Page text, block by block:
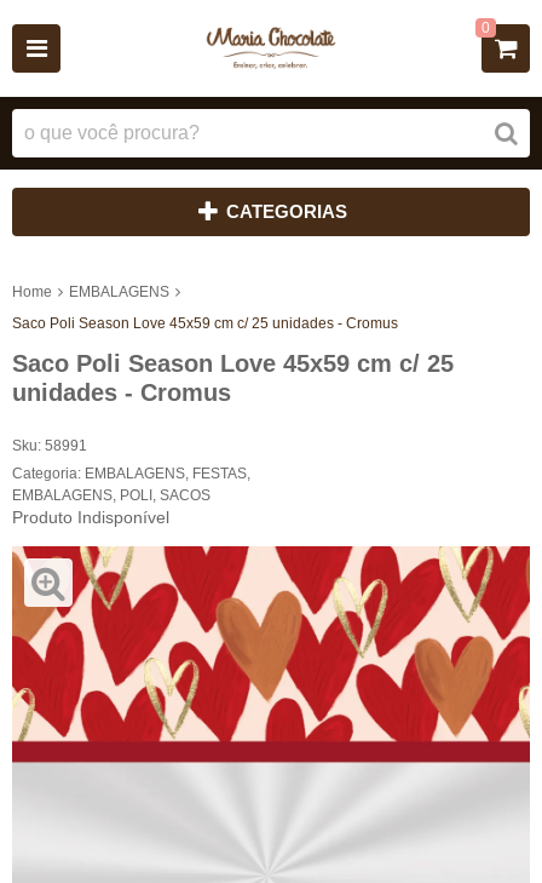
0
CATEGORIAS
Home
EMBALAGENS
Saco Poli Season Love 45x59 cm c/ 25 unidades - Cromus
Saco Poli Season Love 45x59 cm c/ 25
unidades - Cromus
Sku: 58991
Categoria: EMBALAGENS FESTAS
EMBALAGENS POLI SACOS
Produto Indisponível